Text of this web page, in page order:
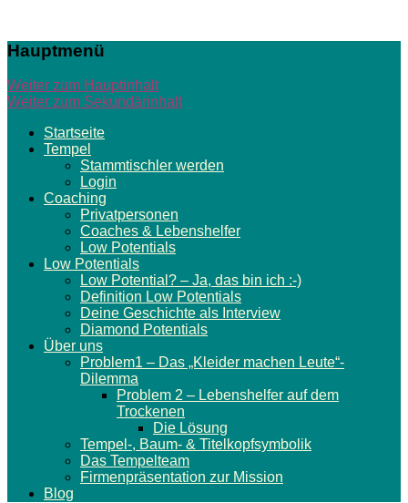
Seele auf
Online-
Stammtische
| 3D-
Begegnungen
| Coaching
Coaches, Firmen
& Sponsoren für
Low Potentials
Hauptmenü
Weiter zum Hauptinhalt
Weiter zum Sekundärinhalt
Startseite
Tempel
Stammtischler werden
Login
Coaching
Privatpersonen
Coaches & Lebenshelfer
Low Potentials
Low Potentials
Low Potential? – Ja, das bin ich :-)
Definition Low Potentials
Deine Geschichte als Interview
Diamond Potentials
Über uns
Problem1 – Das „Kleider machen Leute“-
Dilemma
Problem 2 – Lebenshelfer auf dem
Trockenen
Die Lösung
Tempel-, Baum- & Titelkopfsymbolik
Das Tempelteam
Firmenpräsentation zur Mission
Blog